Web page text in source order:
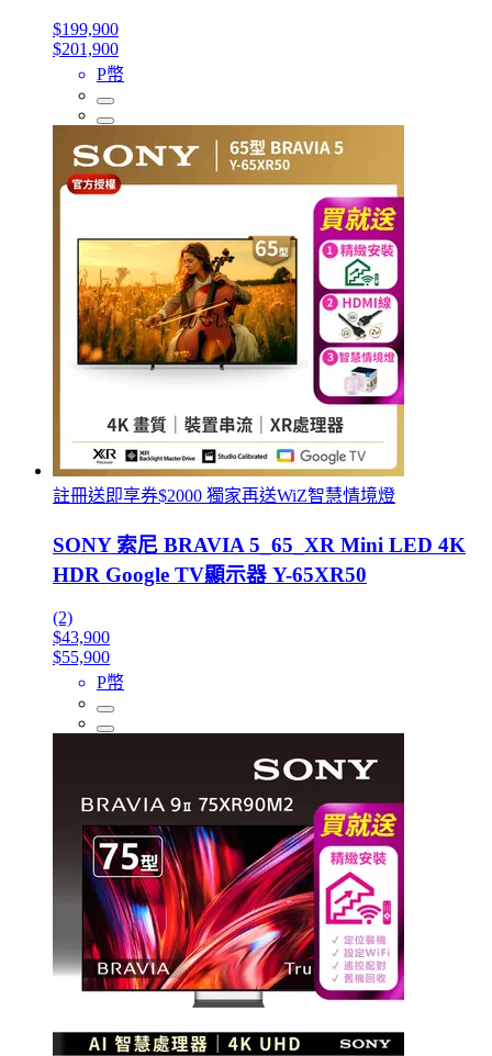
$199,900
$201,900
P幣
註冊送即享券$2000 獨家再送WiZ智慧情境燈
SONY 索尼 BRAVIA 5_65_XR Mini LED 4K
HDR Google TV顯示器 Y-65XR50
(2)
$43,900
$55,900
P幣